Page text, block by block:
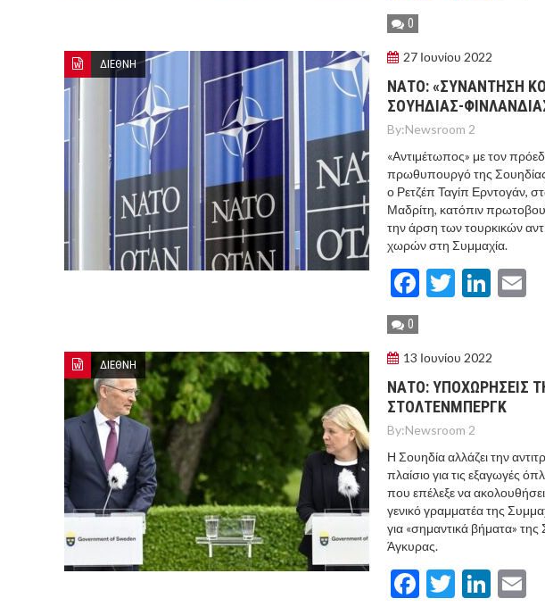
0
ΔΙΕΘΝΗ 27 Ιουνίου 2022
ΝΑΤΟ: «ΣΥΝΑΝΤΗΣΗ
ΣΟΥΗΔΙΑΣ-
By:Newsroom 2
«Αντιμέτωπος» με τον
πρωθυπουργό της
ο Ρετζέπ Ταγίπ Ερντογάν,
Μαδρίτη, κατόπιν
την άρση των τουρκικών
χωρών στη Συμμαχία.
Facebook
Twitter
0
ΔΙΕΘΝΗ 13 Ιουνίου 2022
ΝΑΤΟ: ΥΠΟΧΩΡΗΣΕΙΣ
ΣΤΟΛΤΕΝΜΠΕΡΓΚ
By:Newsroom 2
Η Σουηδία αλλάζει την
πλαίσιο για τις εξαγωγές
που επέλεξε να
γενικό γραμματέα της
για «σημαντικά βήματα»
Άγκυρας.
Facebook
Twitter